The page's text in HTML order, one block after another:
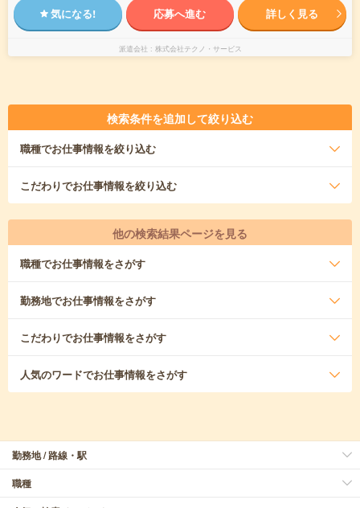
気になる! 応募へ進む 詳しく見る
派遣会社 株式会社テクノ・サービス
検索条件を追加して絞り込む
職種でお仕事情報を絞り込む
こだわりでお仕事情報を絞り込む
他の検索結果ページを見る
職種でお仕事情報をさがす
勤務地でお仕事情報をさがす
こだわりでお仕事情報をさがす
人気のワードでお仕事情報をさがす
勤務地 / 路線・駅
職種